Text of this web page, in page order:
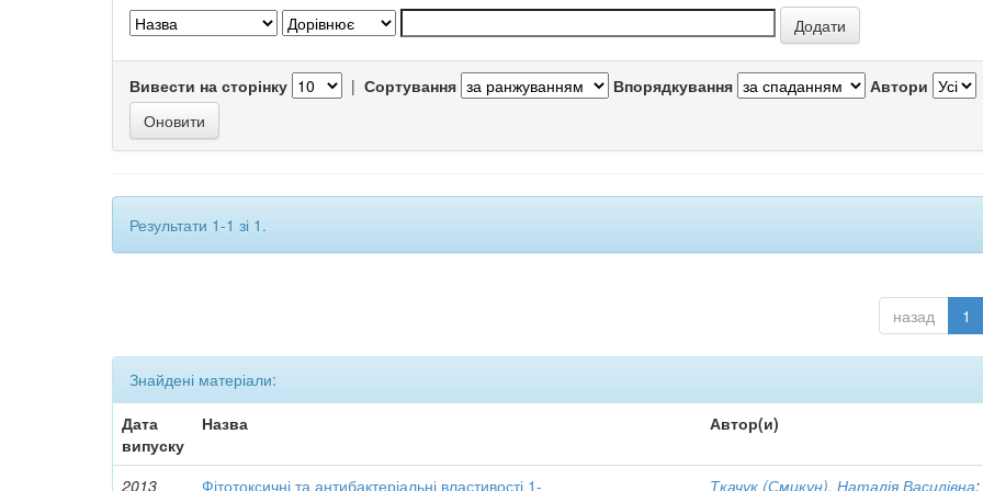
Вивести на сторінку | Сортування Впорядкування Автори
Результати 1-1 зі 1.
назад 1
Знайдені матеріали:
Дата
випуску
Назва Автор(и)
2013 Фітотоксичні та антибактеріальні властивості 1- Ткачук (Смикун), Наталія Василівна;